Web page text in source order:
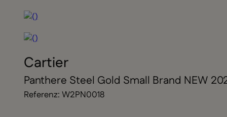
Cartier
Panthere Steel Gold Small Brand NEW
Referenz: W2PN0018